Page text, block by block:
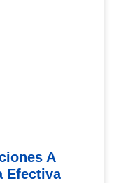
A
Efectiva